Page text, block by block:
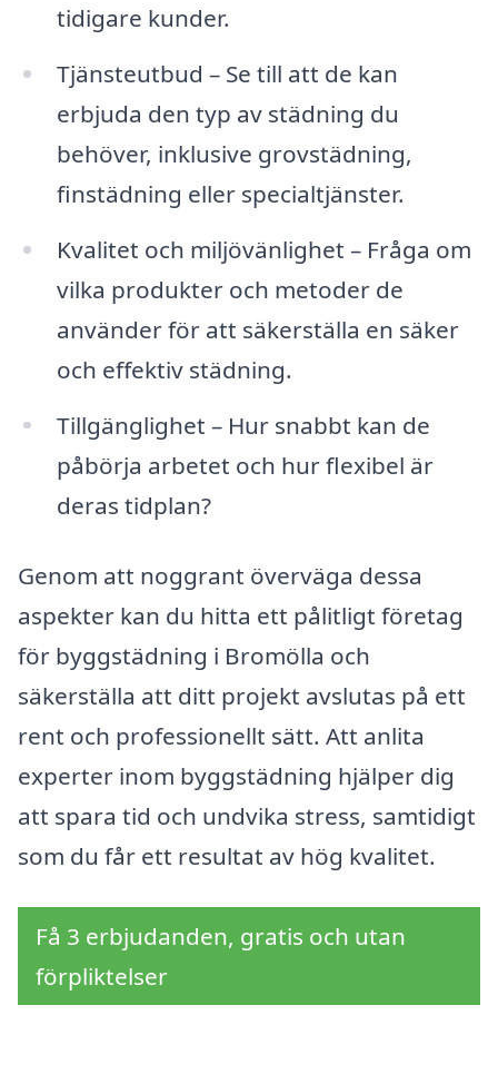
tidigare kunder.
Tjänsteutbud – Se till att de kan
erbjuda den typ av städning du
behöver, inklusive grovstädning,
finstädning eller specialtjänster.
Kvalitet och miljövänlighet – Fråga om
vilka produkter och metoder de
använder för att säkerställa en säker
och effektiv städning.
Tillgänglighet – Hur snabbt kan de
påbörja arbetet och hur flexibel är
deras tidplan?
Genom att noggrant överväga dessa
aspekter kan du hitta ett pålitligt företag
för byggstädning i Bromölla och
säkerställa att ditt projekt avslutas på ett
rent och professionellt sätt. Att anlita
experter inom byggstädning hjälper dig
att spara tid och undvika stress, samtidigt
som du får ett resultat av hög kvalitet.
Få 3 erbjudanden, gratis och utan
förpliktelser